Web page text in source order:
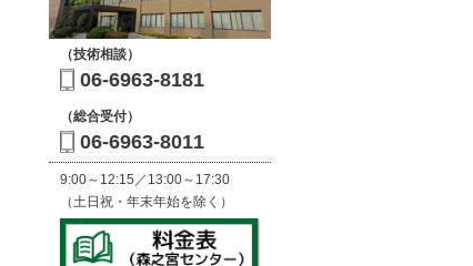
（技術相談）
06-6963-8181
（総合受付）
06-6963-8011
9:00～12:15／13:00～17:30
（土日祝・年末年始を除く）